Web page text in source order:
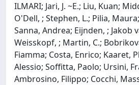
ILMARI; Jari, J. ~E.; Liu, Kuan;
O'Dell, ; Stephen, L.; Pilia,
Sanna, Andrea; Eijnden, ; Jakob
Weisskopf, ; Martin, C.;
Fiamma; Costa, Enrico; Kaaret,
Alessio; Soffitta, Paolo; Ursini,
Ambrosino, Filippo; Cocchi,